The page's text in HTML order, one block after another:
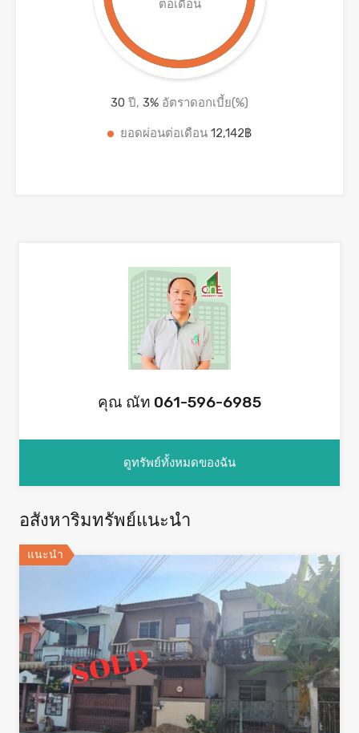
ต่อเดือน
30 ปี, 3% อัตราดอกเบี้ย(%)
ยอดผ่อนต่อเดือน 12,142฿
คุณ ณัท 061-596-6985
ดูทรัพย์ทั้งหมดของฉัน
อสังหาริมทรัพย์แนะนำ
แนะนำ